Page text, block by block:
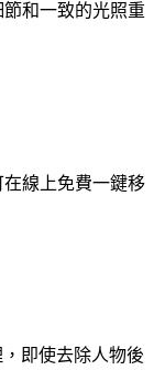
和一致的光照重
線上免費一鍵移
即使去除人物後